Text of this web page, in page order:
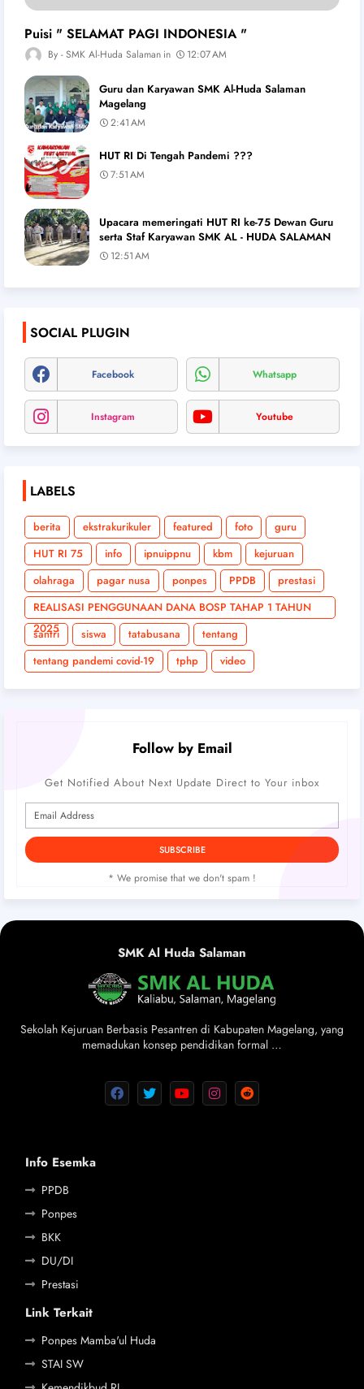
Puisi " SELAMAT PAGI INDONESIA "
SMK Al-Huda Salaman 12:07 AM
Guru dan Karyawan SMK Al-Huda Salaman
Magelang
2:41 AM
HUT RI Di Tengah Pandemi ???
7:51 AM
Upacara memeringati HUT RI ke-75 Dewan Guru
serta Staf Karyawan SMK AL - HUDA SALAMAN
12:51 AM
SOCIAL PLUGIN
Facebook Whatsapp
Instagram Youtube
LABELS
berita ekstrakurikuler featured foto
guru
HUT RI 75
info ipnuippnu kbm
kejuruan
olahraga
pagar nusa ponpes PPDB
prestasi
REALISASI PENGGUNAAN DANA BOSP TAHAP 1 TAHUN
2025
santri siswa tatabusana
tentang
tentang pandemi covid-19
tphp video
Follow by Email
Get Notified About Next Update Direct to Your inbox
* We promise that we don't spam !
SMK Al Huda Salaman
Sekolah Kejuruan Berbasis Pesantren di Kabupaten Magelang, yang
memadukan konsep pendidikan formal …
Info Esemka
PPDB
Ponpes
BKK
DU/DI
Prestasi
Link Terkait
Ponpes Mamba'ul Huda
STAI SW